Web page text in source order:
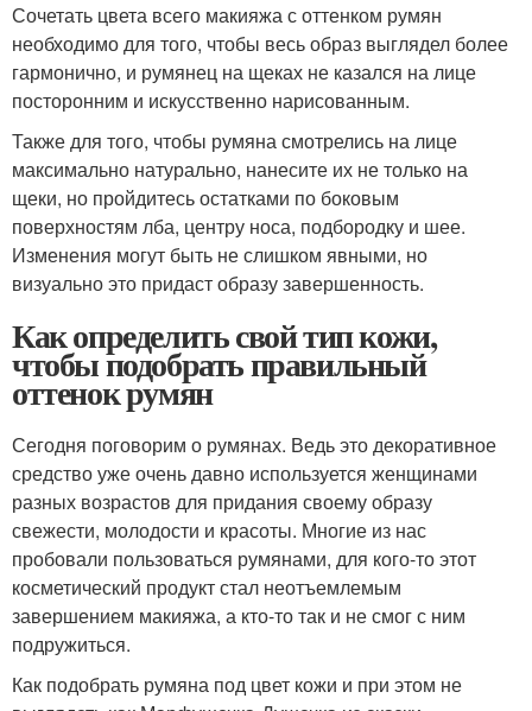
Сочетать цвета всего макияжа с оттенком румян
необходимо для того, чтобы весь образ выглядел более
гармонично, и румянец на щеках не казался на лице
посторонним и искусственно нарисованным.
Также для того, чтобы румяна смотрелись на лице
максимально натурально, нанесите их не только на
щеки, но пройдитесь остатками по боковым
поверхностям лба, центру носа, подбородку и шее.
Изменения могут быть не слишком явными, но
визуально это придаст образу завершенность.
Как определить свой тип кожи,
чтобы подобрать правильный
оттенок румян
Сегодня поговорим о румянах. Ведь это декоративное
средство уже очень давно используется женщинами
разных возрастов для придания своему образу
свежести, молодости и красоты. Многие из нас
пробовали пользоваться румянами, для кого-то этот
косметический продукт стал неотъемлемым
завершением макияжа, а кто-то так и не смог с ним
подружиться.
Как подобрать румяна под цвет кожи и при этом не